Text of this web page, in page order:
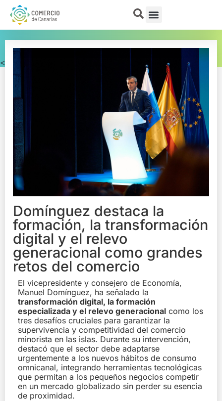
< Actualidad
Domínguez destaca la
formación, la transformación
digital y el relevo
generacional como grandes
retos del comercio
El vicepresidente y consejero de Economía,
Manuel Domínguez, ha señalado la
transformación digital, la formación
especializada y el relevo generacional como los
tres desafíos cruciales para garantizar la
supervivencia y competitividad del comercio
minorista en las islas. Durante su intervención,
destacó que el sector debe adaptarse
urgentemente a los nuevos hábitos de consumo
omnicanal, integrando herramientas tecnológicas
que permitan a los pequeños negocios competir
en un mercado globalizado sin perder su esencia
de proximidad.